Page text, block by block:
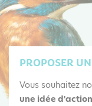
PROPOSER
Vous souhaitez
une idée